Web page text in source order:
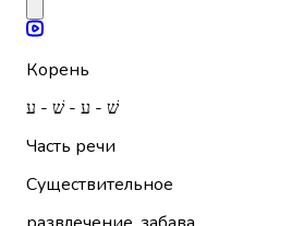
Корень
שׁ - ע - שׁ - ע
Часть речи
Существительное